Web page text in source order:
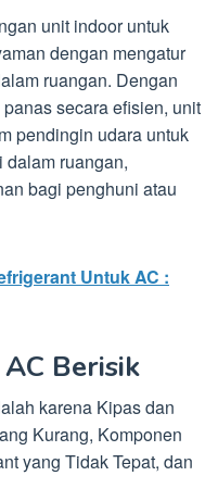
unit indoor untuk
dengan mengatur
ruangan. Dengan
secara efisien, unit
pendingin udara untuk
ruangan,
bagi penghuni atau
Untuk AC :
Berisik
karena Kipas dan
Kurang, Komponen
yang Tidak Tepat, dan